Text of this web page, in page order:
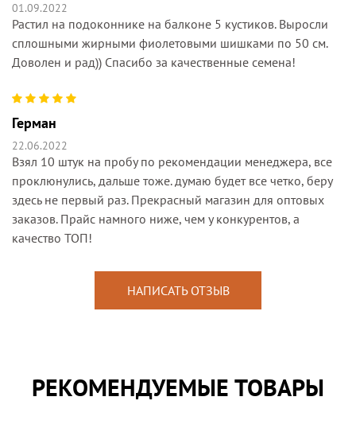
01.09.2022
Растил на подоконнике на балконе 5 кустиков. Выросли
сплошными жирными фиолетовыми шишками по 50 см.
Доволен и рад)) Спасибо за качественные семена!
Герман
22.06.2022
Взял 10 штук на пробу по рекомендации менеджера, все
проклюнулись, дальше тоже. думаю будет все четко, беру
здесь не первый раз. Прекрасный магазин для оптовых
заказов. Прайс намного ниже, чем у конкурентов, а
качество ТОП!
НАПИСАТЬ ОТЗЫВ
РЕКОМЕНДУЕМЫЕ ТОВАРЫ